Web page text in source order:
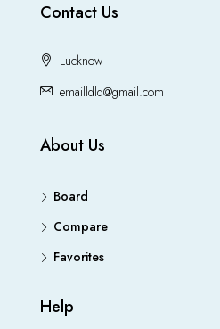
Contact Us
Lucknow
emailldld@gmail.com
About Us
Board
Compare
Favorites
Help